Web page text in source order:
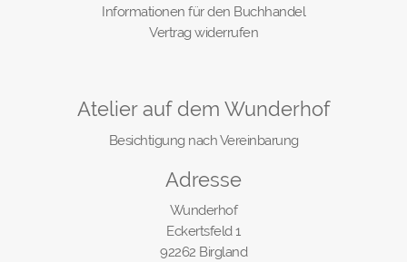
Informationen für den Buchhandel
Vertrag widerrufen
Atelier auf dem Wunderhof
Besichtigung nach Vereinbarung
Adresse
Wunderhof
Eckertsfeld 1
92262 Birgland